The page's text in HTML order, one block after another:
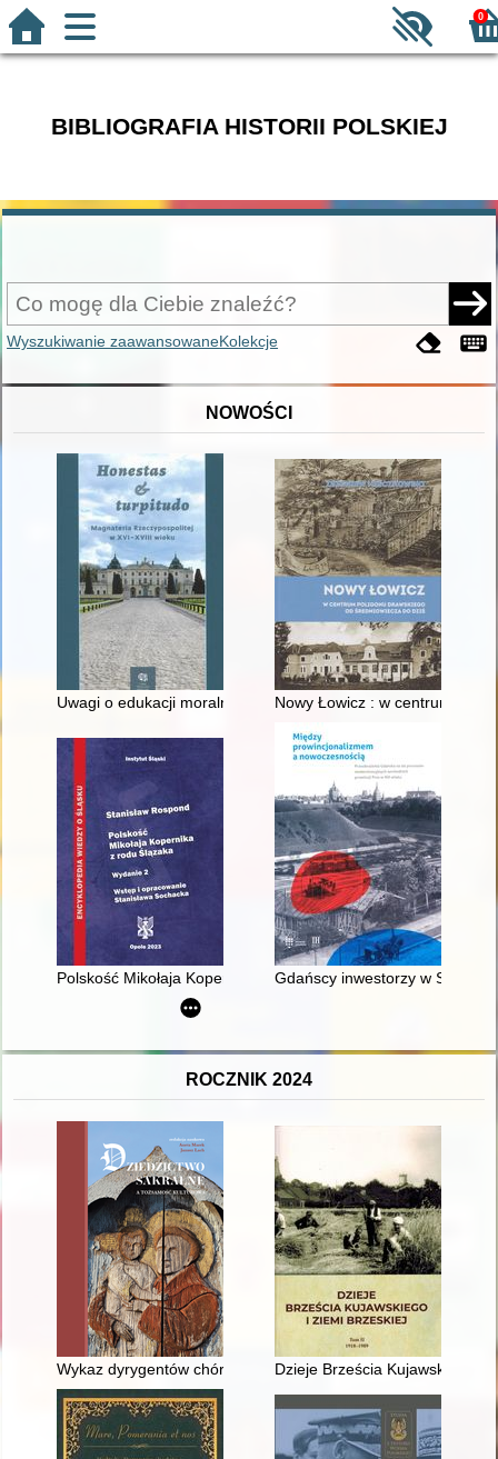
0
BIBLIOGRAFIA HISTORII POLSKIEJ
Wyszukiwanie zaawansowaneKolekcje
NOWOŚCI
Uwagi o edukacji moralnej synów szlacheckich w XVI-
Nowy Łowicz : w centrum
Polskość Mikołaja Kopernika z rodu Ślązaka
Gdańscy inwestorzy w
ROCZNIK 2024
Wykaz dyrygentów chórów kościelnych w dawnym hrabstwie
Dzieje Brześcia Kujawskiego i